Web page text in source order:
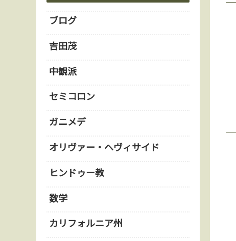
ブログ
吉田茂
中観派
セミコロン
ガニメデ
オリヴァー・ヘヴィサイド
ヒンドゥー教
数学
カリフォルニア州